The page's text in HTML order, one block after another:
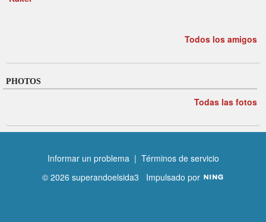
Todos los amigos
PHOTOS
Todas las fotos
Informar un problema| Términos de servicio
© 2026 superandoelsida3 Impulsado por